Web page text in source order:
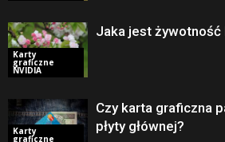
Karty
graficzne
NVIDIA
Jaka jest żywotność
Karty
graficzne
Czy karta graficzna
płyty głównej?